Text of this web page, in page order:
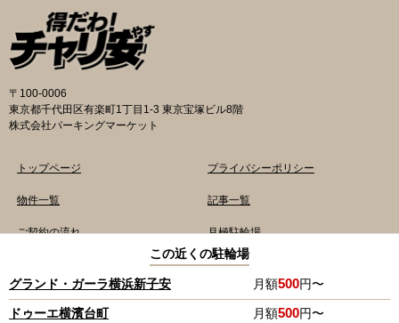
この近くの駐輪場
グランド・ガーラ横浜新子安 月額500円〜
ドゥーエ横濱台町 月額500円〜
〒100-0006
東京都千代田区有楽町1丁目1-3 東京宝塚ビル8階
株式会社パーキングマーケット
トップページ
物件一覧
ご契約の流れ
プライバシーポリシー
記事一覧
月極駐輪場
copyright© 2020 Parking Market.,ltd. All Rights Reserved.